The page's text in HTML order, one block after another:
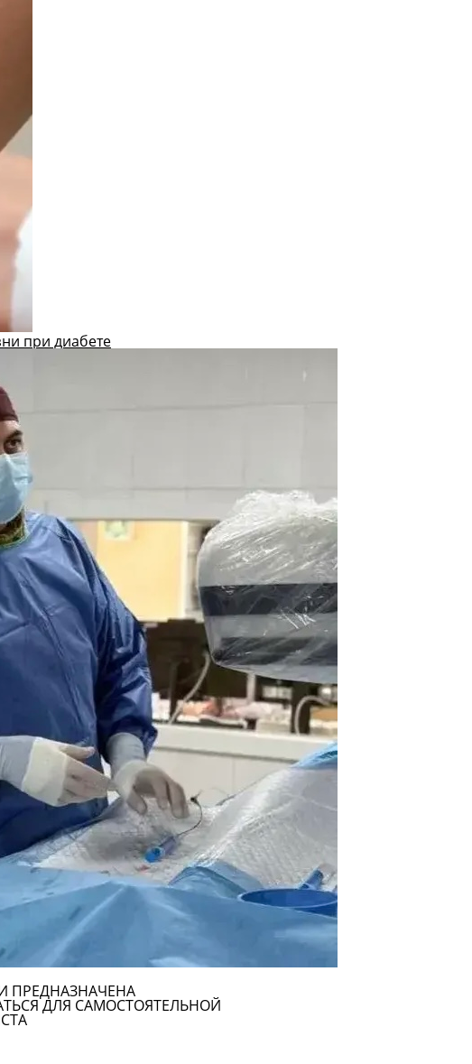
при диабете
ПРЕДНАЗНАЧЕНА
ДЛЯ САМОСТОЯТЕЛЬНОЙ